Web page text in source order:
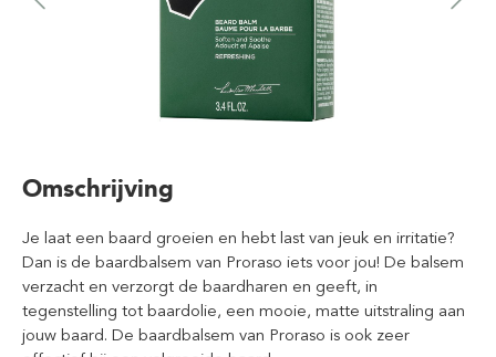
Omschrijving
Je laat een baard groeien en hebt last van jeuk en irritatie?
Dan is de baardbalsem van Proraso iets voor jou! De balsem
verzacht en verzorgt de baardharen en geeft, in
tegenstelling tot baardolie, een mooie, matte uitstraling aan
jouw baard. De baardbalsem van Proraso is ook zeer